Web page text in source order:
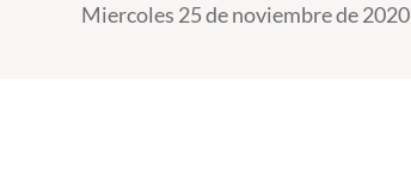
Miercoles 25 de noviembre de 2020